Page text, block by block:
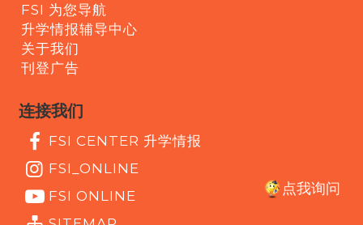
点我询问
FSI 为您导航
升学情报辅导中心
关于我们
刊登广告
连接我们
FSI CENTER 升学情报
FSI_ONLINE
FSI ONLINE